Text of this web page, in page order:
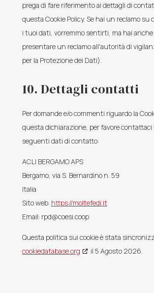
prega di fare riferimento ai dettagli di
questa Cookie Policy. Se hai un reclamo su
i tuoi dati, vorremmo sentirti, ma hai
presentare un reclamo all'autorità di
per la Protezione dei Dati).
10. Dettagli contatti
Per domande e/o commenti riguardo la
questa dichiarazione, per favore contattaci
seguenti dati di contatto:
ACLI BERGAMO APS
Bergamo, via S. Bernardino n. 59
Italia
Sito web: https://moltefedi.it
Email: rpd@coesi.coop
Questa politica sui cookie è stata
cookiedatabase.org
il 5 Agosto 2026.